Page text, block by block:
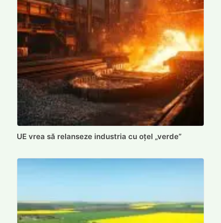
UE vrea să relanseze industria cu oțel „verde”